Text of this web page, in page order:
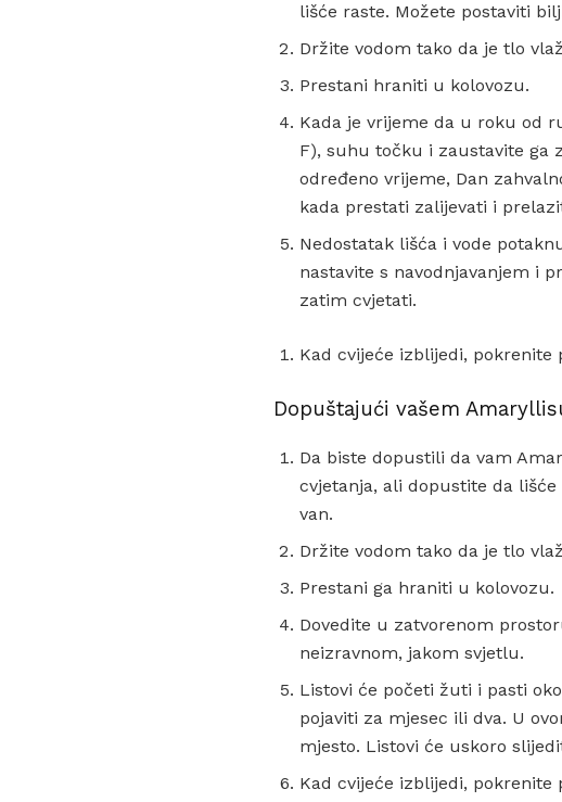
lišće raste. Možete postaviti
Držite vodom tako da je tlo
Prestani hraniti u kolovozu.
Kada je vrijeme da u roku od
F), suhu točku i zaustavite ga
određeno vrijeme, Dan
kada prestati zalijevati i
Nedostatak lišća i vode
nastavite s navodnjavanjem i
zatim cvjetati.
Kad cvijeće izblijedi, pokrenite
Dopuštajući vašem
Da biste dopustili da vam
cvjetanja, ali dopustite da
van.
Držite vodom tako da je tlo
Prestani ga hraniti u kolovozu.
Dovedite u zatvorenom
neizravnom, jakom svjetlu.
Listovi će početi žuti i pasti
pojaviti za mjesec ili dva. U
mjesto. Listovi će uskoro
Kad cvijeće izblijedi,